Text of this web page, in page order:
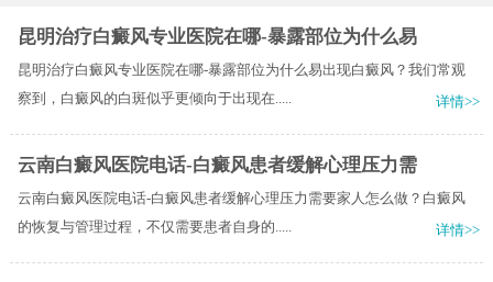
昆明治疗白癜风专业医院在哪-暴露部位为什么易
昆明治疗白癜风专业医院在哪-暴露部位为什么易出现白癜风？我们常观
察到，白癜风的白斑似乎更倾向于出现在.....
详情>>
云南白癜风医院电话-白癜风患者缓解心理压力需
云南白癜风医院电话-白癜风患者缓解心理压力需要家人怎么做？白癜风
的恢复与管理过程，不仅需要患者自身的.....
详情>>